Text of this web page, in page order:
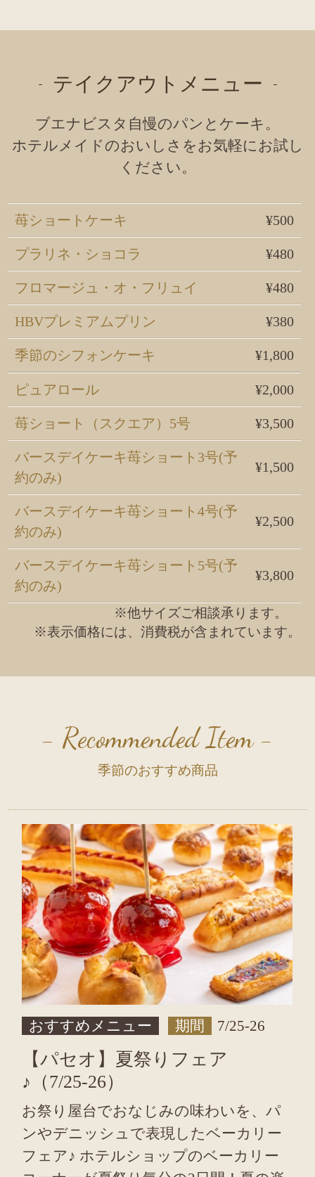
テイクアウトメニュー
ブエナビスタ自慢のパンとケーキ。
ホテルメイドのおいしさをお気軽にお試し
ください。
苺ショートケーキ ¥500
プラリネ・ショコラ ¥480
フロマージュ・オ・フリュイ ¥480
HBVプレミアムプリン ¥380
季節のシフォンケーキ ¥1,800
ピュアロール ¥2,000
苺ショート（スクエア）5号 ¥3,500
バースデイケーキ苺ショート3号(予
約のみ)
¥1,500
バースデイケーキ苺ショート4号(予
約のみ)
¥2,500
バースデイケーキ苺ショート5号(予
約のみ)
¥3,800
※他サイズご相談承ります。
※表示価格には、消費税が含まれています。
- Recommended Item -
季節のおすすめ商品
おすすめメニュー 期間 7/25-26
【パセオ】夏祭りフェア
♪（7/25-26）
お祭り屋台でおなじみの味わいを、パ
ンやデニッシュで表現したベーカリー
フェア♪ ホテルショップのベーカリー